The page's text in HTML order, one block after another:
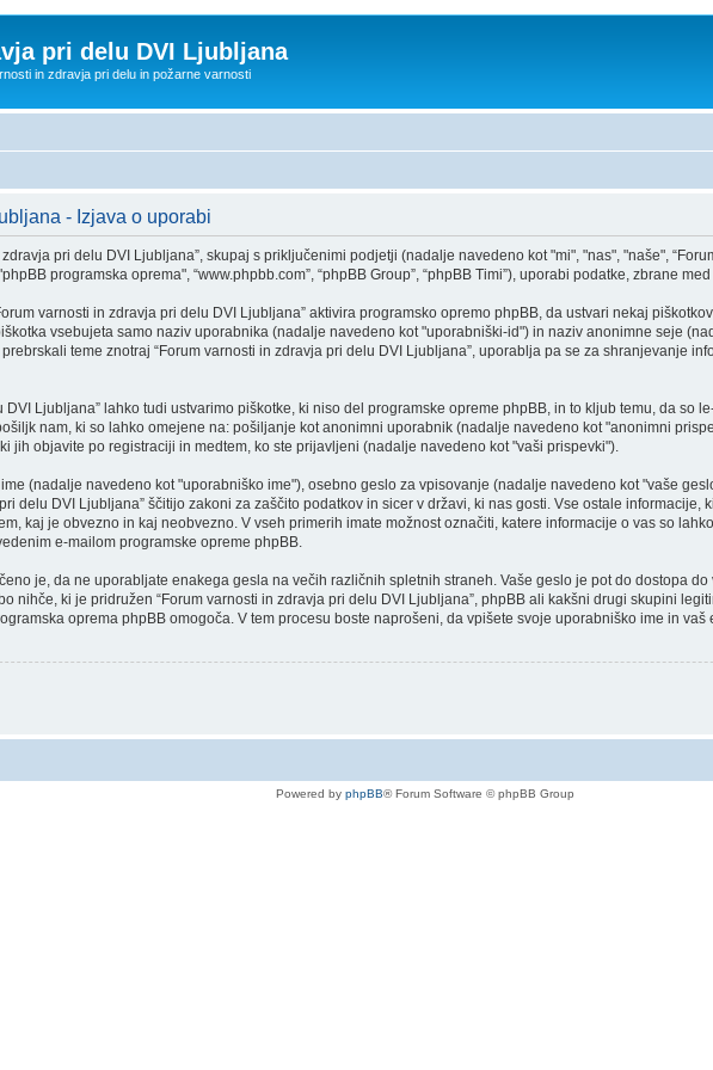
pri delu DVI Ljubljana
in zdravja pri delu in požarne varnosti
- Izjava o uporabi
pri delu DVI Ljubljana”, skupaj s priključenimi podjetji (nadalje navedeno kot "mi", "nas", "naše",
programska oprema", “www.phpbb.com”, “phpBB Group”, “phpBB Timi”), uporabi podatke, zbrane
varnosti in zdravja pri delu DVI Ljubljana” aktivira programsko opremo phpBB, da ustvari nekaj
vsebujeta samo naziv uporabnika (nadalje navedeno kot "uporabniški-id") in naziv anonimne seje
teme znotraj “Forum varnosti in zdravja pri delu DVI Ljubljana”, uporablja pa se za shranjevanje
Ljubljana” lahko tudi ustvarimo piškotke, ki niso del programske opreme phpBB, in to kljub temu, da
nam, ki so lahko omejene na: pošiljanje kot anonimni uporabnik (nadalje navedeno kot "anonimni
jih objavite po registraciji in medtem, ko ste prijavljeni (nadalje navedeno kot "vaši prispevki").
(nadalje navedeno kot "uporabniško ime"), osebno geslo za vpisovanje (nadalje navedeno kot "vaše
delu DVI Ljubljana” ščitijo zakoni za zaščito podatkov in sicer v državi, ki nas gosti. Vse ostale informacije,
kaj je obvezno in kaj neobvezno. V vseh primerih imate možnost označiti, katere informacije o vas so
e-mailom programske opreme phpBB.
je, da ne uporabljate enakega gesla na večih različnih spletnih straneh. Vaše geslo je pot do dostopa
nihče, ki je pridružen “Forum varnosti in zdravja pri delu DVI Ljubljana”, phpBB ali kakšni drugi skupini
oprema phpBB omogoča. V tem procesu boste naprošeni, da vpišete svoje uporabniško ime in
Powered by phpBB® Forum Software © phpBB Group